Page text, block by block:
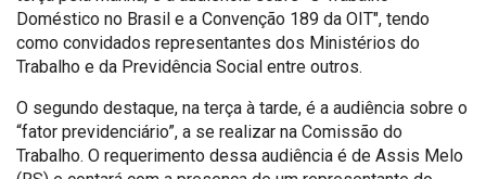
Doméstico no Brasil e a Convenção 189 da OIT", tendo
como convidados representantes dos Ministérios do
Trabalho e da Previdência Social entre outros.
O segundo destaque, na terça à tarde, é a audiência sobre o
“fator previdenciário”, a se realizar na Comissão do
Trabalho. O requerimento dessa audiência é de Assis Melo